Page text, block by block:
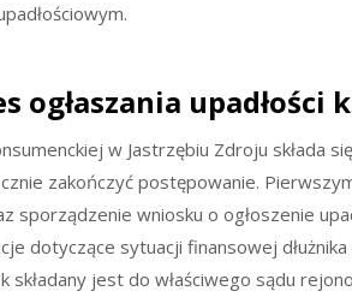
ogłaszania upadłości
w Jastrzębiu Zdroju składa
zakończyć postępowanie.
sporządzenie wniosku o ogłoszenie
dotyczące sytuacji finansowej
składany jest do właściwego sądu